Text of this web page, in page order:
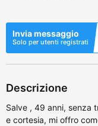
Invia messaggio
Solo per utenti registrati
Descrizione
Salve , 49 anni, senza
e cortesia, mi offro